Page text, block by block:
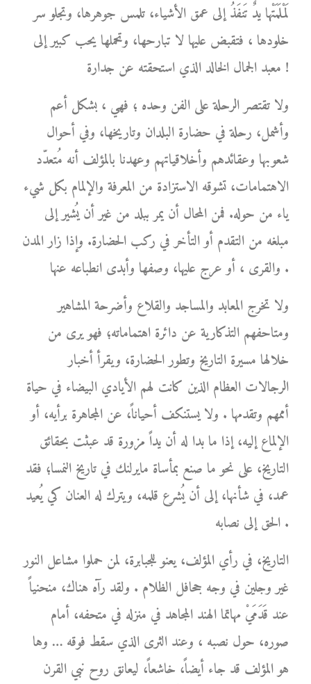
لَمْلَمَتْها يدٌ تَنفَذُ إلى عمق الأشياء، تلمس جوهرها، وتجلو سر
خلودها ، فتقبض عليها لا تبارحها، وتحملها يحب كبير إلى
معبد الجمال الخالد الذي استحقته عن جدارة !
ولا تقتصر الرحلة على الفن وحده ؛ فهي ، بشكل أعم
وأشمل، رحلة في حضارة البلدان وتاريخها، وفي أحوال
شعوبها وعقائدهم وأخلاقياتهم وعهدنا بالمؤلف أنه مُتعدّد
الاهتمامات، تشوقه الاستزادة من المعرفة والإلمام بكل شيء
ياء من حوله. فمن المحال أن يمر ببلد من غير أن يُشير إلى
مبلغه من التقدم أو التأخر في ركب الحضارة. وإذا زار المدن
والقرى ، أو عرج عليها، وصفها وأبدى انطباعه عنها .
ولا تخرج المعابد والمساجد والقلاع وأضرحة المشاهير
ومتاحفهم التذكارية عن دائرة اهتماماته؛ فهو يرى من
خلالها مسيرة التاريخ وتطور الحضارة، ويقرأ أخبار
الرجالات العظام الذين كانت لهم الأيادي البيضاء في حياة
أممهم وتقدمها . ولا يستنكف أحياناً، عن المجاهرة برأيه، أو
الإلماع إليه، إذا ما بدا له أن يداً مزورة قد عبثت بحقائق
التاريخ، على نحو ما صنع بمأساة مايرلنك في تاريخ النمسا؛ فقد
عمد، في شأنها، إلى أن يُشرع قلمه، ويترك له العنان كي يُعيد
الحق إلى نصابه .
التاريخ، في رأي المؤلف، يعنو للجبابرة، لمن حملوا مشاعل النور
غير وجلين في وجه جحافل الظلام . ولقد رآه هناك، منحنياً
عند قَدَمَيْ مهاتما الهند المجاهد في منزله في متحفه، أمام
صوره، حول نصبه ، وعند الثرى الذي سقط فوقه … وها
هو المؤلف قد جاء أيضاً، خاشعاً، ليعانق روح نبي القرن